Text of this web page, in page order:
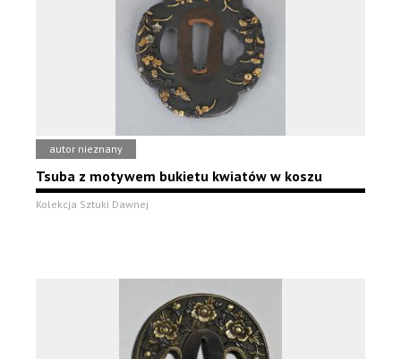
autor nieznany
Tsuba z motywem bukietu kwiatów w koszu
Kolekcja Sztuki Dawnej